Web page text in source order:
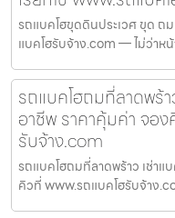
รถแบคโฮขุดดินประเวศ ขุด ถ
แบคโฮรับจ้าง.com — ไม่ว่าห
รถแบคโฮถมที่ลาดพร้
อาชีพ ราคาคุ้มค่า จอ
รับจ้าง.com
รถแบคโฮถมที่ลาดพร้าว เช่า
คิวที่ www.รถแบคโฮรับจ้าง